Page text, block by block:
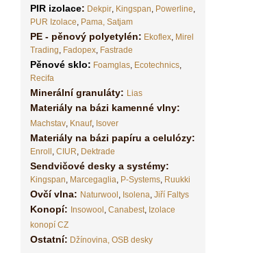
PIR izolace: Dekpir, Kingspan, Powerline,
PUR Izolace, Pama, Satjam
PE - pěnový polyetylén: Ekoflex, Mirel
Trading, Fadopex, Fastrade
Pěnové sklo: Foamglas, Ecotechnics,
Recifa
Minerální granuláty: Lias
Materiály na bázi kamenné vlny:
Machstav, Knauf, Isover
Materiály na bázi papíru a celulózy:
Enroll , CIUR, Dektrade
Sendvičové desky a systémy:
Kingspan, Marcegaglia, P-Systems, Ruukki
Ovčí vlna: Naturwool , Isolena, Jiří Faltys
Konopí: Insowool , Canabest, Izolace
konopí CZ
Ostatní: Džínovina, OSB desky